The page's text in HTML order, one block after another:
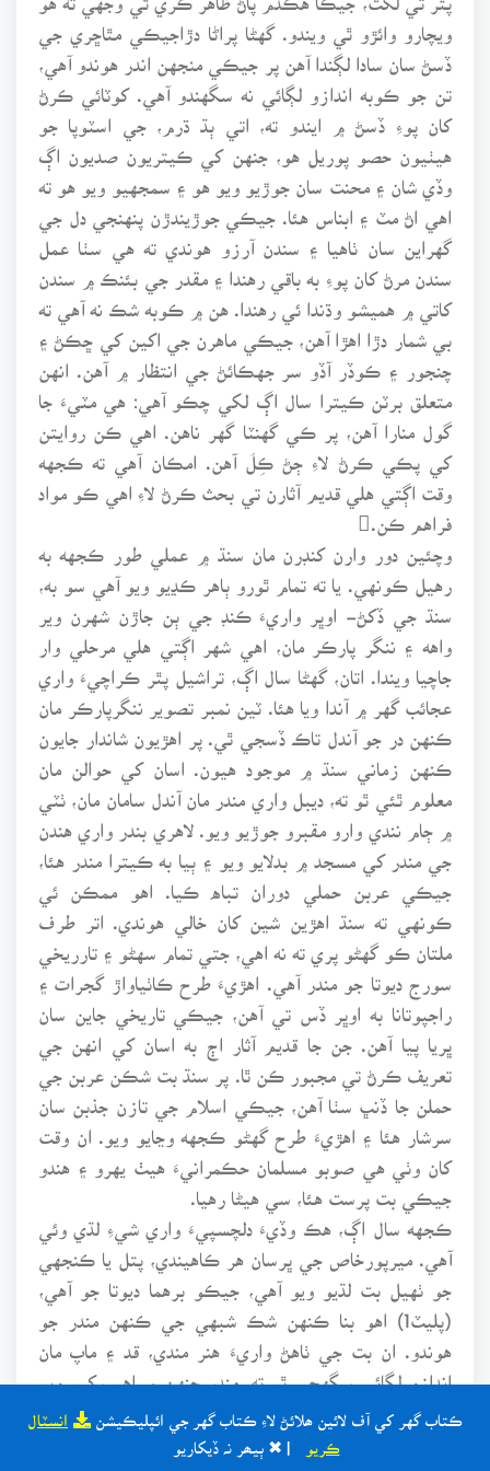
ڪتاب گهر کي آف لائين ھلائڻ لاءِ ڪتاب گهر جي ائپليڪيشن انسٽال
| ✖ ٻيھر نہ ڏيکاريو
ويچارو وائڙو ٿي ويندو. گهڻا پراڻا دڙاجيڪي مٿاڇري جي
ڏسڻ سان سادا لڳندا آهن پر جيڪي منجهن اندر هوندو آهي،
تن جو ڪوبه اندازو لڳائي نه سگهندو آهي. کوٽائي ڪرڻ
کان پوءِ ڏسڻ ۾ ايندو ته، اتي ٻڌ ڌرم، جي اسٽوپا جو
هيٺيون حصو پوريل هو، جنهن کي ڪيتريون صديون اڳ
وڏي شان ۽ محنت سان جوڙيو ويو هو ۽ سمجهيو ويو هو ته
اهي اڻ مٽ ۽ ابناس هئا. جيڪي جوڙيندڙن پنهنجي دل جي
گهراين سان ٺاهيا ۽ سندن آرزو هوندي ته هي سٺا عمل
سندن مرڻ کان پوءِ به باقي رهندا ۽ مقدر جي بئنڪ ۾ سندن
کاتي ۾ هميشو وڌندا ئي رهندا. هن ۾ ڪوبه شڪ نه آهي ته
بي شمار دڙا اهڙا آهن، جيڪي ماهرن جي اکين کي ڇڪڻ ۽
چنجور ۽ ڪوڏر آڏو سر جهڪائڻ جي انتظار ۾ آهن. انهن
متعلق برٽن ڪيترا سال اڳ لکي چڪو آهي: هي مٽيءَ جا
گول منارا آهن، پر ڪي گهنٽا گهر ناهن. اهي ڪن روايتن
کي پڪي ڪرڻ لاءِ ڄڻ ڪِلَ آهن. امڪان آهي ته ڪجهه
وقت اڳتي هلي قديم آثارن تي بحث ڪرڻ لاءِ اهي ڪو مواد
فراهم ڪن.
وچئين دور وارن کنڊرن مان سنڌ ۾ عملي طور ڪجهه به
رهيل ڪونهي. يا ته تمام ٿورو ٻاهر ڪڍيو ويو آهي سو به،
سنڌ جي ڏکڻ- اوڀر واريءَ ڪنڊ جي ٻن جاڙن شهرن وير
واهه ۽ ننگر پارڪر مان، اهي شهر اڳتي هلي مرحلي وار
جاچيا ويندا. اتان، گهڻا سال اڳ، تراشيل پٿر ڪراچيءَ واري
عجائب گهر ۾ آندا ويا هئا. ٽين نمبر تصوير ننگرپارڪر مان
ڪنهن در جو آندل تاڪ ڏسجي ٿي. پر اهڙيون شاندار جايون
ڪنهن زماني سنڌ ۾ موجود هيون. اسان کي حوالن مان
معلوم ٿئي ٿو ته، ديبل واري مندر مان آندل سامان مان، ٺٽي
۾ ڄام نندي وارو مقبرو جوڙيو ويو. لاهري بندر واري هندن
جي مندر کي مسجد ۾ بدلايو ويو ۽ ٻيا به ڪيترا مندر هئا،
جيڪي عربن حملي دوران تباه ڪيا. اهو ممڪن ئي
ڪونهي ته سنڌ اهڙين شين کان خالي هوندي. اتر طرف
ملتان ڪو گهڻو پري ته نه اهي، جتي تمام سهڻو ۽ تارريخي
سورج ديوتا جو مندر آهي. اهڙيءَ طرح ڪاٺياواڙ گجرات ۽
راجپوتانا به اوڀر ڏس تي آهن، جيڪي تاريخي جاين سان
ڀريا پيا آهن. جن جا قديم آثار اڄ به اسان کي انهن جي
تعريف ڪرڻ تي مجبور ڪن ٿا. پر سنڌ بت شڪن عربن جي
حملن جا ڏنڀ سٺا آهن، جيڪي اسلام جي تازن جذبن سان
سرشار هئا ۽ اهڙيءَ طرح گهڻو ڪجهه وڃايو ويو. ان وقت
کان وٺي هي صوبو مسلمان حڪمرانيءَ هيٺ يهرو ۽ هندو
جيڪي بت پرست هئا، سي هيڻا رهيا.
ڪجهه سال اڳ، هڪ وڏيءَ دلچسپيءَ واري شيءِ لڌي وئي
آهي. ميرپورخاص جي ڀرسان هر ڪاهيندي، پتل يا ڪنجهي
جو ٺهيل بت لڌيو ويو آهي، جيڪو برهما ديوتا جو آهي،
(پليٽ1) اهو بنا ڪنهن شڪ شبهي جي ڪنهن مندر جو
هوندو. ان بت جي ٺاهڻ واريءَ هنر مندي، قد ۽ ماپ مان
اندازو لڳائي سگهجي ٿو ته، مندر جنهن ۾ اهو رکيو ويو
دلچسپيءَ کان خالي نه ٿيندي ته عربن کان اڳ انهن جڳهن